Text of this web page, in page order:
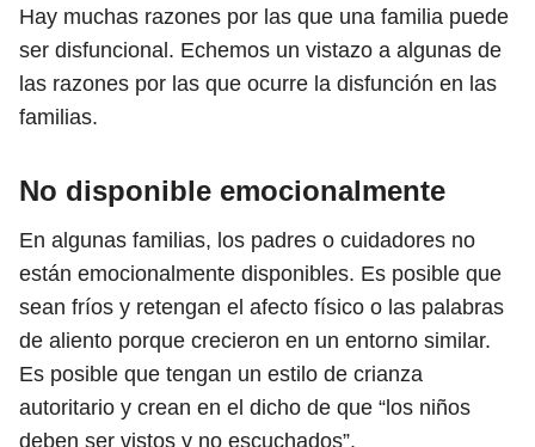
Hay muchas razones por las que una familia puede
ser disfuncional. Echemos un vistazo a algunas de
las razones por las que ocurre la disfunción en las
familias.
No disponible emocionalmente
En algunas familias, los padres o cuidadores no
están emocionalmente disponibles. Es posible que
sean fríos y retengan el afecto físico o las palabras
de aliento porque crecieron en un entorno similar.
Es posible que tengan un estilo de crianza
autoritario y crean en el dicho de que “los niños
deben ser vistos y no escuchados”.